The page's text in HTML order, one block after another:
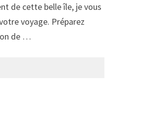
de cette belle île, je vous
voyage. Préparez
de …